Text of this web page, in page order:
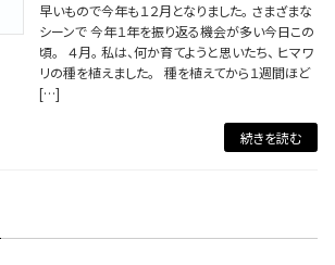
早いもので今年も１２月となりました。 さまざまな
シーンで 今年１年を振り返る機会が多い今日この
頃。 ４月。 私は、何か育てようと思いたち、 ヒマワ
リの種を植えました。 種を植えてから１週間ほど
[…]
続きを読む